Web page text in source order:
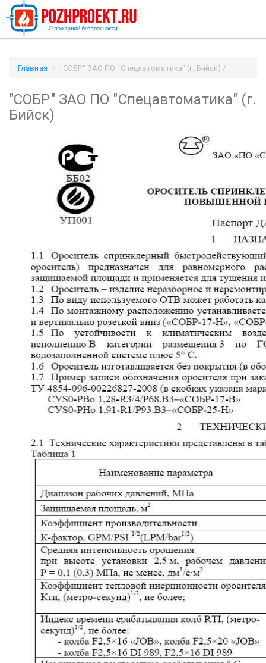
Главная
"СОБР" ЗАО ПО "Спецавтоматика" (г. Бийск) /
"СОБР" ЗАО ПО "Спецавтоматика" (г.
Бийск)